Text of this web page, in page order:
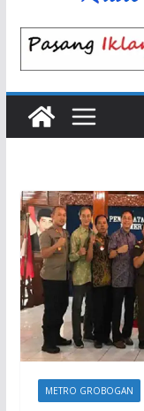
METRO GROBOGAN